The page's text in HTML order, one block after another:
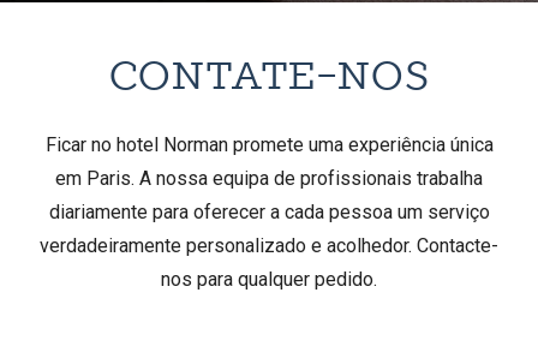
CONTATE-NOS
Ficar no hotel Norman promete uma experiência única
em Paris. A nossa equipa de profissionais trabalha
diariamente para oferecer a cada pessoa um serviço
verdadeiramente personalizado e acolhedor. Contacte-
nos para qualquer pedido.